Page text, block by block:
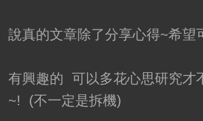
說真的文章除了分享心得~希望
有興趣的 可以多花心思研究才
~! (不一定是拆機)